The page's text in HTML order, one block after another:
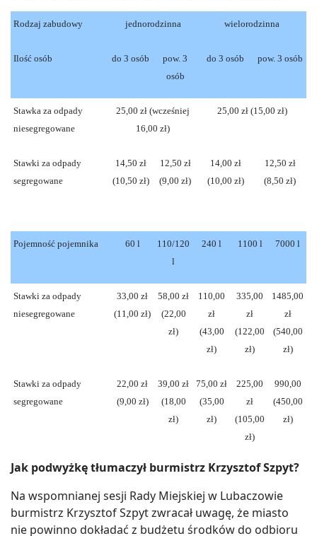
Rodzaj zabudowy jednorodzinna wielorodzinna
Ilość osób do 3 osób
pow. 3
osób
do 3 osób pow. 3 osób
Stawka za odpady
niesegregowane
25,00 zł (wcześniej
16,00 zł)
25,00 zł (15,00 zł)
Stawki za odpady
segregowane
14,50 zł
(10,50 zł)
12,50 zł
(9,00 zł)
14,00 zł
(10,00 zł)
12,50 zł
(8,50 zł)
Pojemność pojemnika 60 l
110/120
l
240 l 1100 l 7000 l
Stawki za odpady
niesegregowane
33,00 zł
(11,00 zł)
58,00 zł
(22,00
zł)
110,00
zł
(43,00
zł)
335,00
zł
(122,00
zł)
1485,00
zł
(540,00
zł)
Stawki za odpady
segregowane
22,00 zł
(9,00 zł)
39,00 zł
(18,00
zł)
75,00 zł
(35,00
zł)
225,00
zł
(105,00
zł)
990,00
(450,00
zł)
Jak podwyżkę tłumaczył burmistrz Krzysztof Szpyt?
Na wspomnianej sesji Rady Miejskiej w Lubaczowie
burmistrz Krzysztof Szpyt zwracał uwagę, że miasto
nie powinno dokładać z budżetu środków do odbioru